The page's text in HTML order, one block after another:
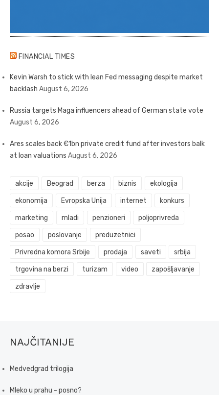
FINANCIAL TIMES
Kevin Warsh to stick with lean Fed messaging despite market
backlash August 6, 2026
Russia targets Maga influencers ahead of German state vote
August 6, 2026
Ares scales back €1bn private credit fund after investors balk
at loan valuations August 6, 2026
akcije Beograd berza biznis ekologija
ekonomija Evropska Unija internet konkurs
marketing mladi penzioneri poljoprivreda
posao poslovanje preduzetnici
Privredna komora Srbije prodaja saveti srbija
trgovina na berzi turizam video zapošljavanje
zdravlje
NAJČITANIJE
Medvedgrad trilogija
Mleko u prahu - posno?